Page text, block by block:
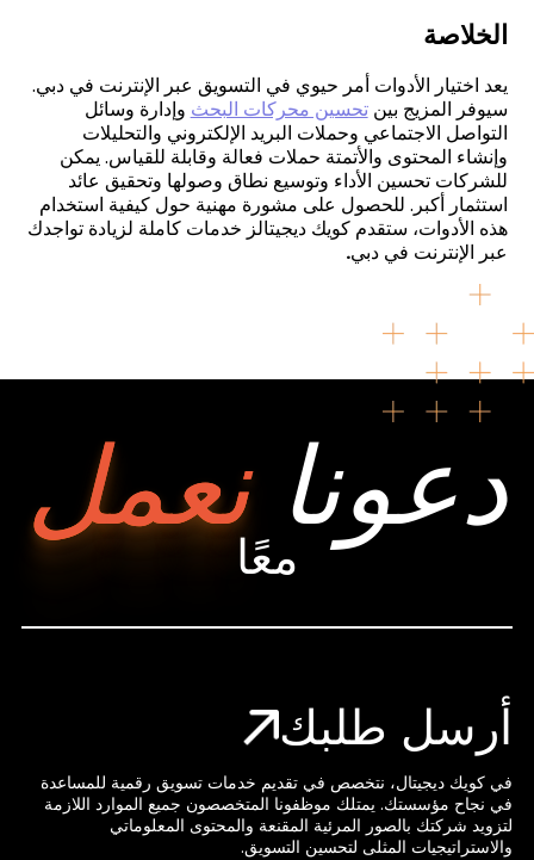
الخلاصة
يعد اختيار الأدوات أمر حيوي في التسويق عبر الإنترنت في دبي.
سيوفر المزيج بينتحسين محركات البحث وإدارة وسائل
التواصل الاجتماعي وحملات البريد الإلكتروني والتحليلات
وإنشاء المحتوى والأتمتة حملات فعالة وقابلة للقياس. يمكن
للشركات تحسين الأداء وتوسيع نطاق وصولها وتحقيق عائد
استثمار أكبر. للحصول على مشورة مهنية حول كيفية استخدام
هذه الأدوات، ستقدم كويك ديجيتالز خدمات كاملة لزيادة تواجدك
عبر الإنترنت في دبي.
دعونانعملمعًا
أرسل طلبك
في كويك ديجيتال، نتخصص في تقديم خدمات تسويق رقمية للمساعدة
في نجاح مؤسستك. يمتلك موظفونا المتخصصون جميع الموارد اللازمة
لتزويد شركتك بالصور المرئية المقنعة والمحتوى المعلوماتي
والاستراتيجيات المثلى لتحسين التسويق.